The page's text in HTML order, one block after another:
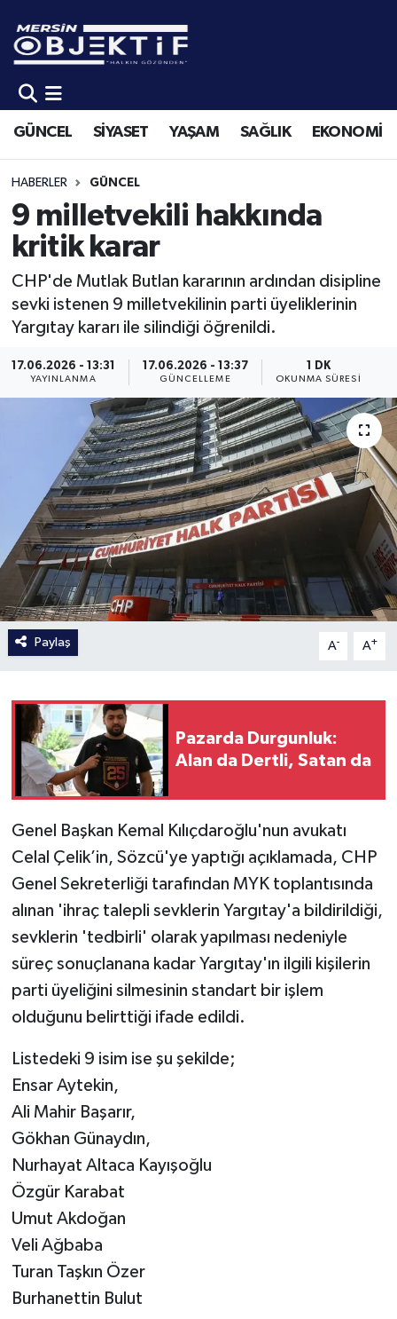
GÜNCEL SİYASET YAŞAM SAĞLIK EKONOMİ
HABERLER GÜNCEL
9 milletvekili hakkında
kritik karar
CHP'de Mutlak Butlan kararının ardından disipline
sevki istenen 9 milletvekilinin parti üyeliklerinin
Yargıtay kararı ile silindiği öğrenildi.
17.06.2026 - 13:31
YAYINLANMA
17.06.2026 - 13:37
GÜNCELLEME
1 DK
OKUNMA SÜRESI
Paylaş A- A+
Pazarda Durgunluk:
Alan da Dertli, Satan da
Genel Başkan Kemal Kılıçdaroğlu'nun avukatı
Celal Çelik’in, Sözcü'ye yaptığı açıklamada, CHP
Genel Sekreterliği tarafından MYK toplantısında
alınan 'ihraç talepli sevklerin Yargıtay'a bildirildiği,
sevklerin 'tedbirli' olarak yapılması nedeniyle
süreç sonuçlanana kadar Yargıtay'ın ilgili kişilerin
parti üyeliğini silmesinin standart bir işlem
olduğunu belirttiği ifade edildi.
Listedeki 9 isim ise şu şekilde;
Ensar Aytekin,
Ali Mahir Başarır,
Gökhan Günaydın,
Nurhayat Altaca Kayışoğlu
Özgür Karabat
Umut Akdoğan
Veli Ağbaba
Turan Taşkın Özer
Burhanettin Bulut
GÜNCEL
SİYASET
YAŞAM
SAĞLIK
EKONOMİ
KÜLTÜR-SANAT
EĞİTİM
Mersin Hava Durumu
Mersin Trafik Yoğunluk Haritası
Süper Lig Puan Durumu ve Fikstür
Tüm Manşetler
Son Dakika Haberleri